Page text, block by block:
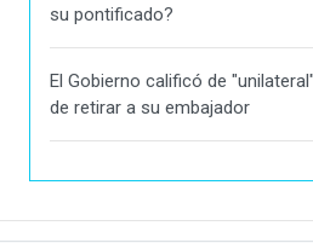
su pontificado?
El Gobierno calificó de
de retirar a su embajador